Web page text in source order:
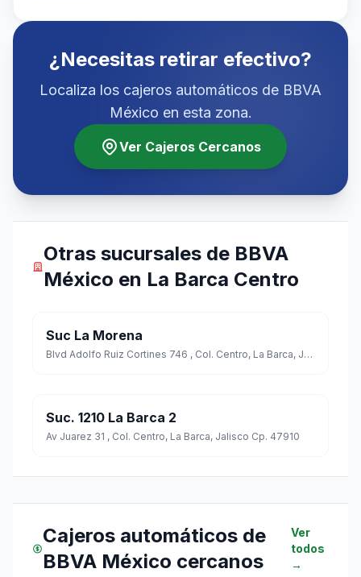
¿Necesitas retirar efectivo?
Localiza los cajeros automáticos de BBVA
México en esta zona.
Ver Cajeros Cercanos
Otras sucursales de BBVA
México en La Barca Centro
Suc La Morena
Blvd Adolfo Ruiz Cortines 746 , Col. Centro, La Barca, Jalisco Cp. 47910
Suc. 1210 La Barca 2
Av Juarez 31 , Col. Centro, La Barca, Jalisco Cp. 47910
Cajeros automáticos de
BBVA México cercanos
Ver
todos
→